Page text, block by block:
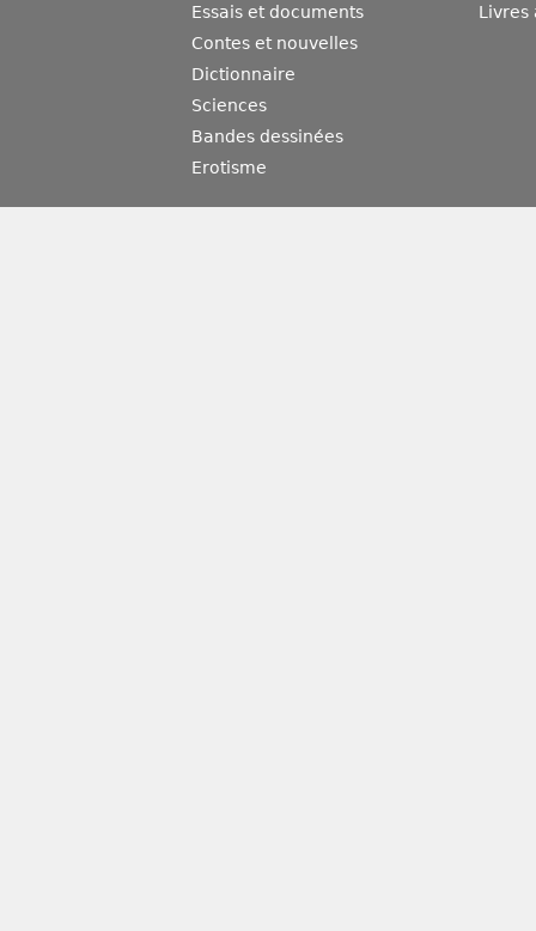
Essais et documents
Contes et nouvelles
Dictionnaire
Sciences
Bandes dessinées
Erotisme
Livres